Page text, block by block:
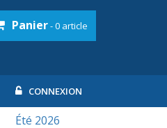
Panier- 0 article
CONNEXION
Été 2026